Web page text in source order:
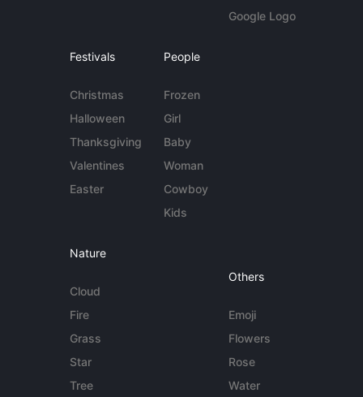
Google Logo
Festivals
Christmas
Halloween
Thanksgiving
Valentines
Easter
People
Frozen
Girl
Baby
Woman
Cowboy
Kids
Nature
Cloud
Fire
Grass
Star
Tree
Others
Emoji
Flowers
Rose
Water